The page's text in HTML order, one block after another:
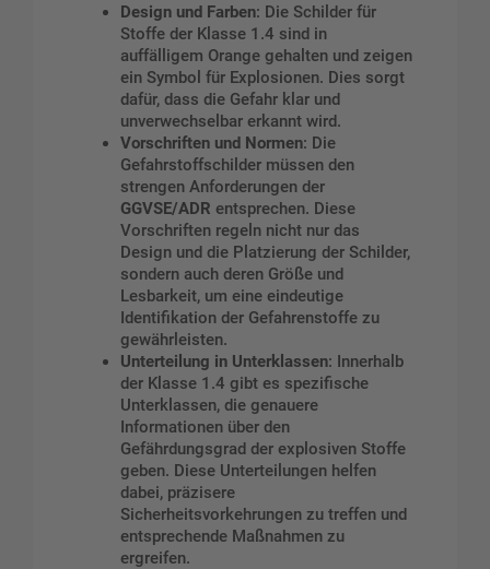
Design und Farben: Die Schilder für
Stoffe der Klasse 1.4 sind in
auffälligem Orange gehalten und zeigen
ein Symbol für Explosionen. Dies sorgt
dafür, dass die Gefahr klar und
unverwechselbar erkannt wird.
Vorschriften und Normen: Die
Gefahrstoffschilder müssen den
strengen Anforderungen der
GGVSE/ADR entsprechen. Diese
Vorschriften regeln nicht nur das
Design und die Platzierung der Schilder,
sondern auch deren Größe und
Lesbarkeit, um eine eindeutige
Identifikation der Gefahrenstoffe zu
gewährleisten.
Unterteilung in Unterklassen: Innerhalb
der Klasse 1.4 gibt es spezifische
Unterklassen, die genauere
Informationen über den
Gefährdungsgrad der explosiven Stoffe
geben. Diese Unterteilungen helfen
dabei, präzisere
Sicherheitsvorkehrungen zu treffen und
entsprechende Maßnahmen zu
ergreifen.